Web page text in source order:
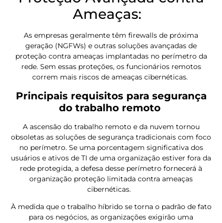
Ameaças:
As empresas geralmente têm firewalls de próxima
geração (NGFWs) e outras soluções avançadas de
proteção contra ameaças implantadas no perímetro da
rede. Sem essas proteções, os funcionários remotos
correm mais riscos de ameaças cibernéticas.
Principais requisitos para segurança
do trabalho remoto
A ascensão do trabalho remoto e da nuvem tornou
obsoletas as soluções de segurança tradicionais com foco
no perímetro. Se uma porcentagem significativa dos
usuários e ativos de TI de uma organização estiver fora da
rede protegida, a defesa desse perímetro fornecerá à
organização proteção limitada contra ameaças
cibernéticas.
À medida que o trabalho híbrido se torna o padrão de fato
para os negócios, as organizações exigirão uma